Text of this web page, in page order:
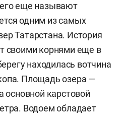
еще называют
одним из самых
Татарстана. История
своими корнями еще в
находилась вотчина
Площадь озера —
основной карстовой
Водоем обладает